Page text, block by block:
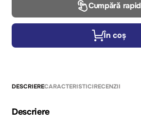
Cumpără rapid
În coș
DESCRIERECARACTERISTICIRECENZII
Descriere